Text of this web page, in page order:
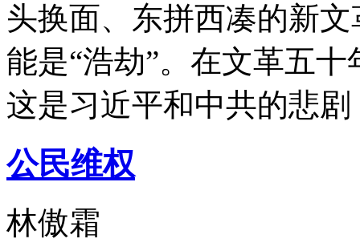
头换面、东拼西凑的新
能是“浩劫”。在文革五
这是习近平和中共的悲
公民维权
林傲霜